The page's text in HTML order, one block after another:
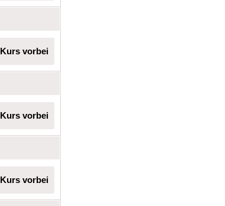
Kurs vorbei
Kurs vorbei
Kurs vorbei